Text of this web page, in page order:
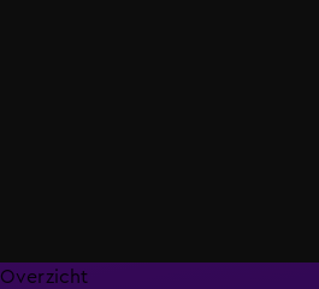
Overzicht